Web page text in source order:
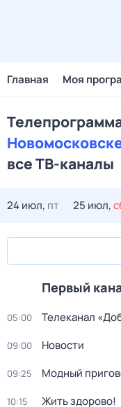
Главная Моя
все ТВ-каналы
24 июл, пт 25 июл,
Первый
05:00 Телеканал
09:00 Новости
09:25 Модный
10:15 Жить здорово!